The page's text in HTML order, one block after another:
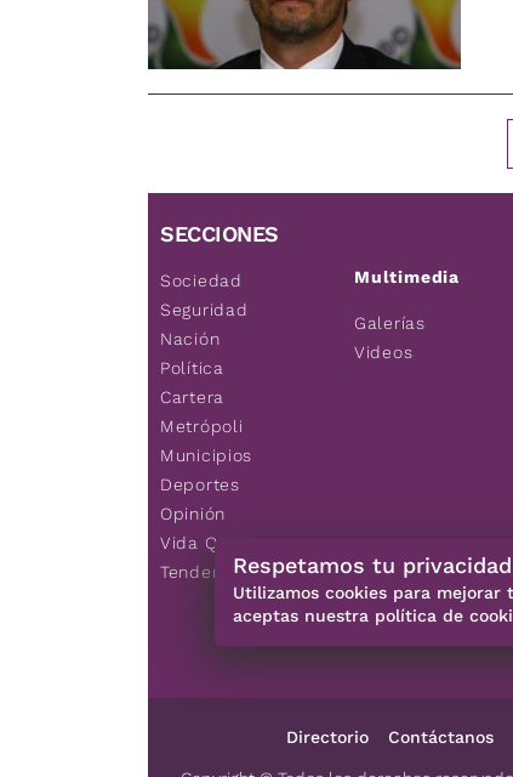
SECCIONES
Sociedad
Seguridad
Nación
Política
Cartera
Metrópoli
Municipios
Deportes
Opinión
Vida Q
Tendencias
Multimedia
Galerías
Videos
Directorio Contáctanos
Respetamos tu privacidad
Utilizamos cookies para
aceptas nuestra política de